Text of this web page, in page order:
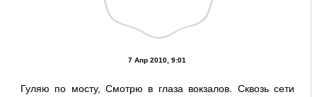
7 Апр 2010, 9:01
Гуляю по мосту, Смотрю в глаза вокзалов. Сквозь сети